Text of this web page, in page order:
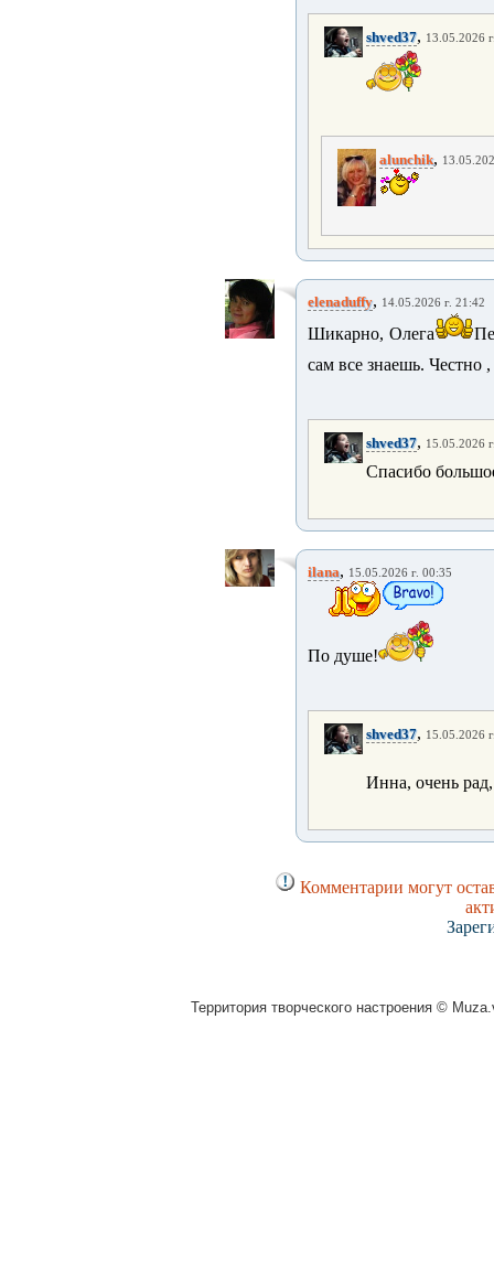
shved37, 13.05.2026
alunchik,
elenaduffy, 14.05.2026 г. 21:42
Шикарно, Олега
сам все знаешь. Честно
shved37, 15.05.2026
Спасибо
ilana, 15.05.2026 г. 00:35
По душе!
shved37, 15.05.2026
Инна, очень
Комментарии могут
Территория творческого настроения ©